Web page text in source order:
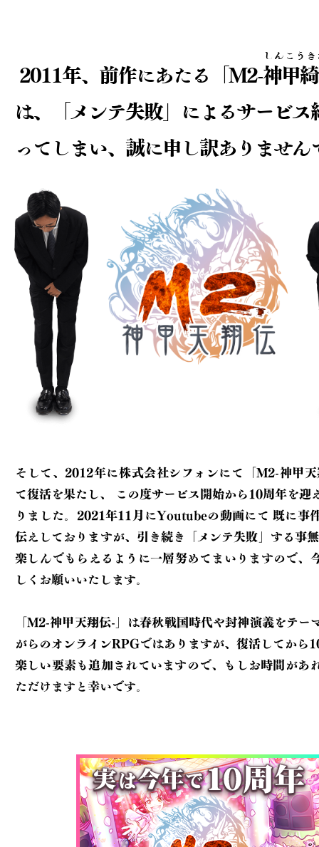
2011年、前作にあたる「M2-神甲
しんこうき
は、
「メンテ失敗」によるサービス
ってしまい、 誠に申し訳ありません
そして、2012年に株式会社シフォンにて「M2-神甲
て復活を果たし、
りました。2021年11月にYoutubeの動画にて 既に事件の経緯をお
伝えしておりますが、引き続き「メンテ失敗」する事
楽しんでもらえるように一層努めてまいりますので、
しくお願いいたします。
「M2-神甲天翔伝-」は春秋戦国時代や封神演義をテー
がらのオンラインRPGではありますが、復活してから
楽しい要素も追加されていますので、もしお時間があ
ただけますと幸いです。